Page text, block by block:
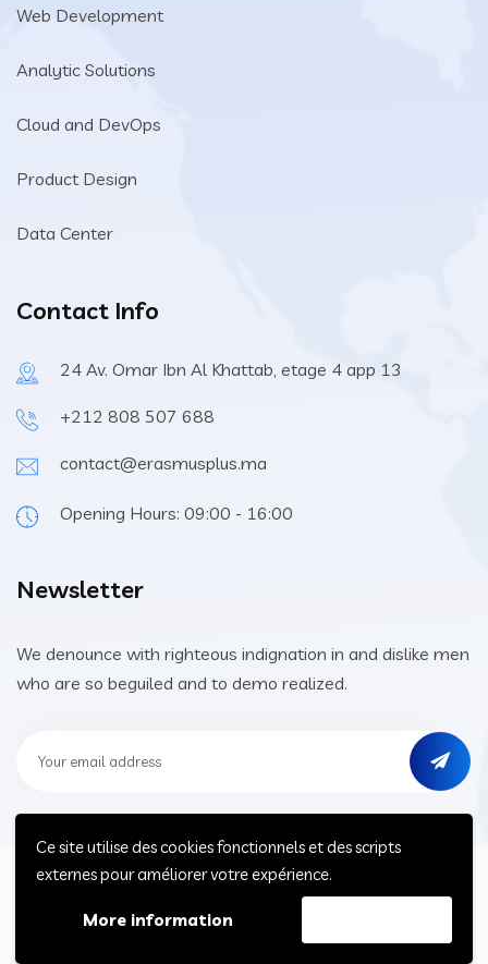
Ce site utilise des cookies fonctionnels et des scripts
externes pour améliorer votre expérience.
More information
Web Development
Analytic Solutions
Cloud and DevOps
Product Design
Data Center
Contact Info
24 Av. Omar Ibn Al Khattab, etage 4 app 13
+212 808 507 688
contact@erasmusplus.ma
Opening Hours: 09:00 - 16:00
Newsletter
We denounce with righteous indignation in and dislike men
who are so beguiled and to demo realized.
© 2021 All Rights Reserved - Erasmus+ Maroc
Blog FAQs